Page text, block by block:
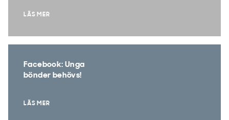
LÄS MER
Facebook: Unga
bönder behövs!
LÄS MER